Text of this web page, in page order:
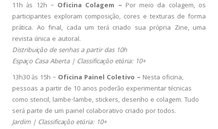
11h às 12h – Oficina Colagem – Por meio da colagem, os
participantes exploram composição, cores e texturas de forma
prática. Ao final, cada um terá criado sua própria Zine, uma
revista única e autoral.
Distribuição de senhas a partir das 10h
Espaço Casa Aberta | Classificação etária: 10+
13h30 às 15h – Oficina Painel Coletivo – Nesta oficina,
pessoas a partir de 10 anos poderão experimentar técnicas
como stencil, lambe-lambe, stickers, desenho e colagem. Tudo
será parte de um painel colaborativo criado por todos.
Jardim | Classificação etária: 10+